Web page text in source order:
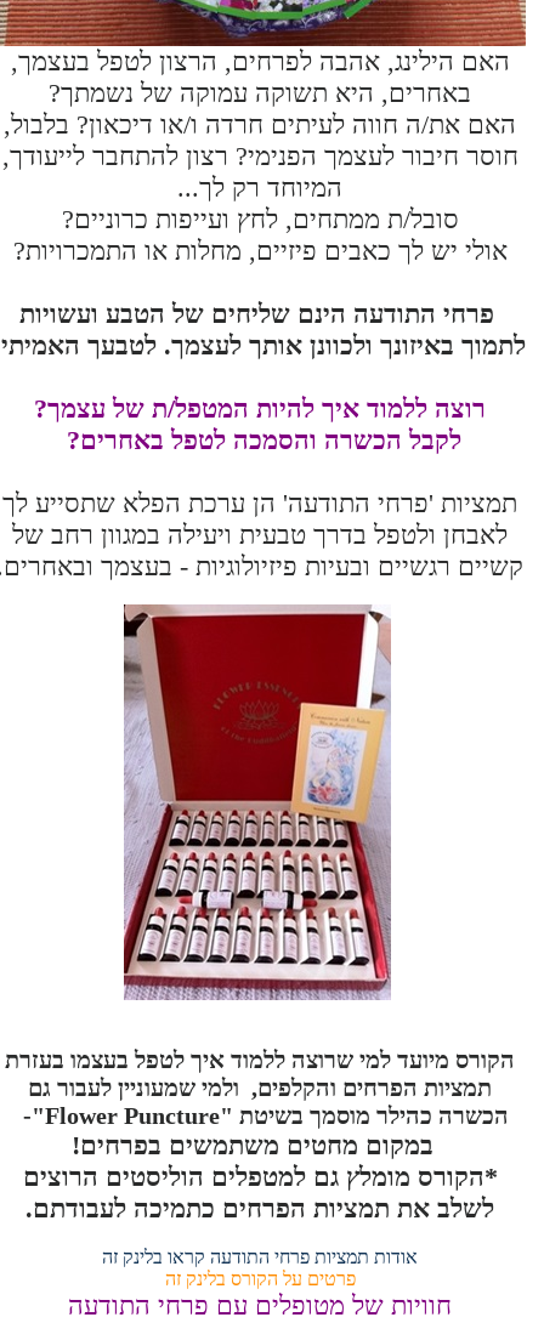
האם הילינג, אהבה לפרחים, הרצון לטפל בעצמך,
באחרים, היא תשוקה עמוקה של נשמתך?
האם את/ה חווה לעיתים חרדה ו/או דיכאון? בלבול,
חוסר חיבור לעצמך הפנימי? רצון להתחבר לייעודך,
המיוחד רק לך...
סובל/ת ממתחים, לחץ ועייפות כרוניים?
אולי יש לך כאבים פיזיים, מחלות או התמכרויות?
פרחי התודעה הינם שליחים של הטבע ועשויות
לתמוך באיזונך ולכוונן אותך לעצמך. לטבעך
רוצה ללמוד איך להיות המטפל/ת של עצמך?
לקבל הכשרה והסמכה לטפל באחרים?
תמציות 'פרחי התודעה' הן ערכת הפלא שתסייע לך
לאבחן ולטפל בדרך טבעית ויעילה במגוון רחב של
קשיים רגשיים ובעיות פיזיולוגיות - בעצמך
הקורס מיועד למי שרוצה ללמוד איך לטפל בעצמו בעזרת
תמציות הפרחים והקלפים, ולמי שמעוניין לעבור גם
הכשרה כהילר מוסמך בשיטת "Flower Puncture"-
במקום מחטים משתמשים בפרחים!
*הקורס מומלץ גם למטפלים הוליסטים הרוצים
לשלב את תמציות הפרחים כתמיכה לעבודתם.
אודות תמציות פרחי התודעה קראו בלינק זה
פרטים על הקורס בלינק זה
חוויות של מטופלים עם פרחי התודעה